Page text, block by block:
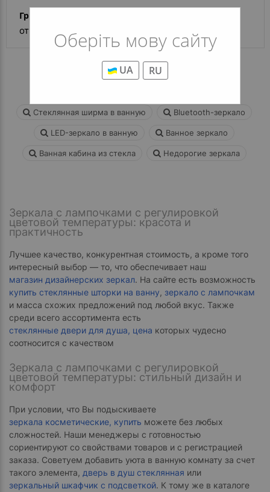
Оберіть мову сайту
UA RU
Гримерное зеркало Hollywood New R2
от 8 848 грн
Стеклянная ширма в ванную Bluetooth-зеркало
LED-зеркало в ванную Ванное зеркало
Ванная кабина из стекла Недорогие зеркала
Зеркала с лампочками с регулировкой
цветовой температуры: красота и
практичность
Лучшее качество, конкурентная стоимость, а кроме того
интересный выбор — то, что обеспечивает наш
магазин дизайнерских зеркал. На сайте есть возможность
купить стеклянные шторки на ванну, зеркало с лампочкам
и масса схожих предложений под любой вкус. Также
среди всего ассортимента есть
стеклянные двери для душа, цена которых чудесно
соотносится с качеством
Зеркала с лампочками с регулировкой
цветовой температуры: стильный дизайн и
комфорт
При условии, что Вы подыскиваете
зеркала косметические, купить можете без любых
сложностей. Наши менеджеры с готовностью
сориентируют со свойствами товаров и с регистрацией
заказа. Советуем добавить уюта в ванную комнату за счет
такого элемента, дверь в душ стеклянная или
зеркальный шкафчик с подсветкой. К тому же в каталоге